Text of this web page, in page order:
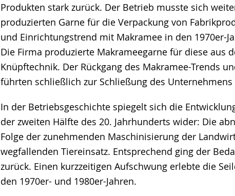
Produkten stark zurück. Der Betrieb musste sich
produzierten Garne für die Verpackung von
und Einrichtungstrend mit Makramee in den 1970er-
Die Firma produzierte Makrameegarne für diese aus
Knüpftechnik. Der Rückgang des Makramee-Trends
führten schließlich zur Schließung des Unternehmens
In der Betriebsgeschichte spiegelt sich die
der zweiten Hälfte des 20. Jahrhunderts wider: Die
Folge der zunehmenden Maschinisierung der
wegfallenden Tiereinsatz. Entsprechend ging der
zurück. Einen kurzzeitigen Aufschwung erlebte die
den 1970er- und 1980er-Jahren.